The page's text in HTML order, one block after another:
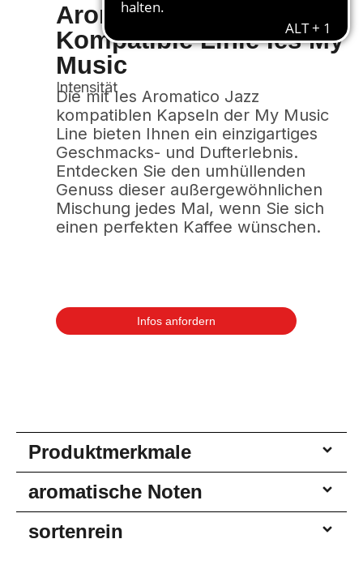
Aromatic Jazz
Kompatible Linie Ies My
Music
Intensität
Die mit Ies Aromatico Jazz
kompatiblen Kapseln der My Music
Line bieten Ihnen ein einzigartiges
Geschmacks- und Dufterlebnis.
Entdecken Sie den umhüllenden
Genuss dieser außergewöhnlichen
Mischung jedes Mal, wenn Sie sich
einen perfekten Kaffee wünschen.
Infos anfordern
Produktmerkmale
aromatische Noten
sortenrein